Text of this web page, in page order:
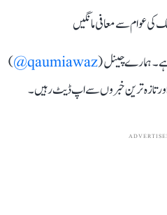
کی عوام سے معافی مانگیں
ہے۔ ہمارے چینل (qaumiawaz@
)
تازہ ترین خبروں سے اپ ڈیٹ رہیں۔